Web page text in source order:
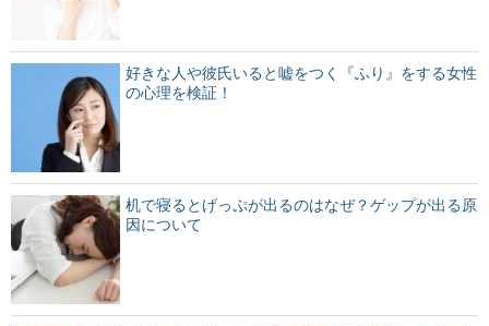
好きな人や彼氏いると嘘をつく『ふり』をする女性
の心理を検証！
机で寝るとげっぷが出るのはなぜ？ゲップが出る原
因について